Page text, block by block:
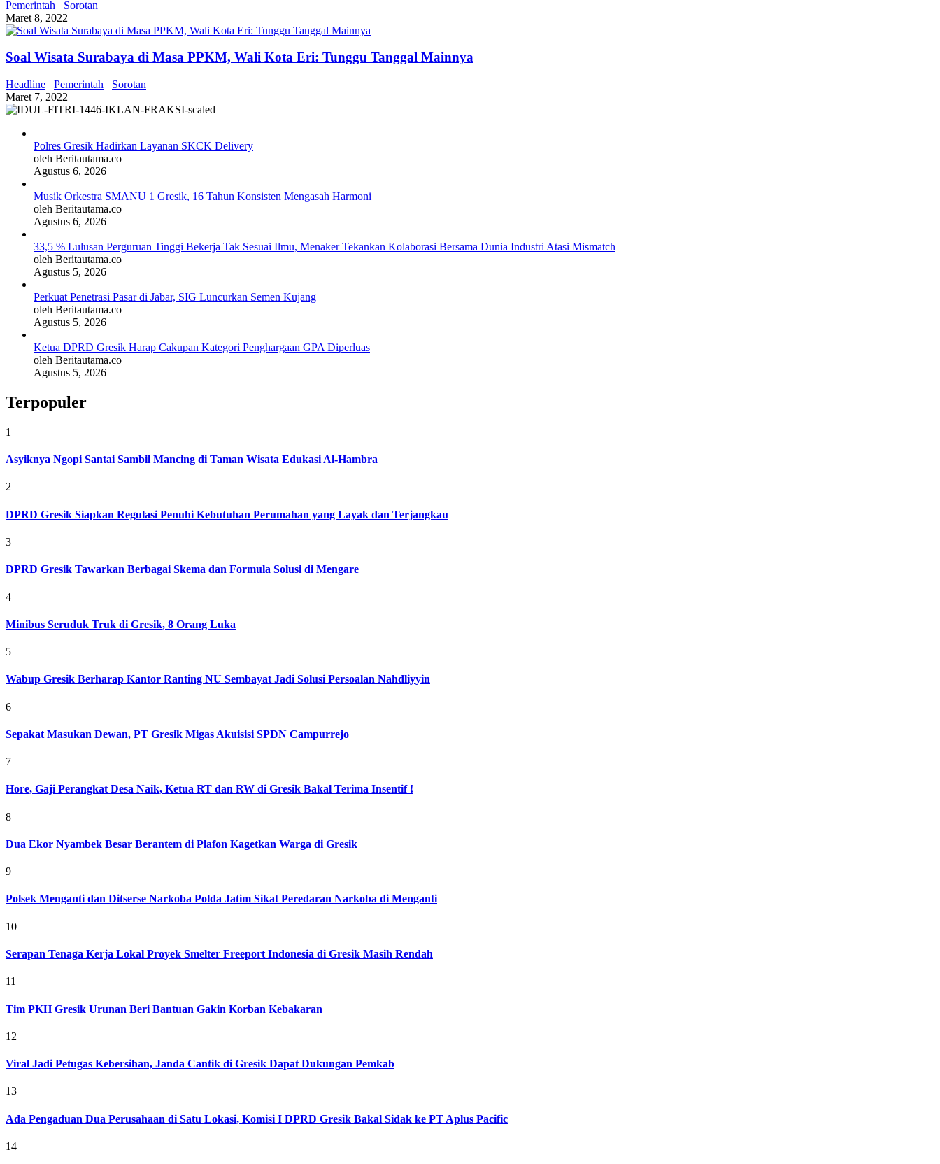
Pemerintah
Sorotan
Maret 8, 2022
Soal Wisata Surabaya di Masa PPKM, Wali Kota Eri: Tunggu Tanggal Mainnya
Headline Pemerintah
Sorotan
Maret 7, 2022
Polres Gresik Hadirkan Layanan SKCK Delivery
oleh Beritautama.co
Agustus 6, 2026
Musik Orkestra SMANU 1 Gresik, 16 Tahun Konsisten Mengasah Harmoni
oleh Beritautama.co
Agustus 6, 2026
33,5 % Lulusan Perguruan Tinggi Bekerja Tak Sesuai Ilmu, Menaker Tekankan Kolaborasi Bersama Dunia Industri Atasi Mismatch
oleh Beritautama.co
Agustus 5, 2026
Perkuat Penetrasi Pasar di Jabar, SIG Luncurkan Semen Kujang
oleh Beritautama.co
Agustus 5, 2026
Ketua DPRD Gresik Harap Cakupan Kategori Penghargaan GPA Diperluas
oleh Beritautama.co
Agustus 5, 2026
Terpopuler
1
Asyiknya Ngopi Santai Sambil Mancing di Taman Wisata Edukasi Al-Hambra
2
DPRD Gresik Siapkan Regulasi Penuhi Kebutuhan Perumahan yang Layak dan Terjangkau
3
DPRD Gresik Tawarkan Berbagai Skema dan Formula Solusi di Mengare
4
Minibus Seruduk Truk di Gresik, 8 Orang Luka
5
Wabup Gresik Berharap Kantor Ranting NU Sembayat Jadi Solusi Persoalan Nahdliyyin
6
Sepakat Masukan Dewan, PT Gresik Migas Akuisisi SPDN Campurrejo
7
Hore, Gaji Perangkat Desa Naik, Ketua RT dan RW di Gresik Bakal Terima Insentif !
8
Dua Ekor Nyambek Besar Berantem di Plafon Kagetkan Warga di Gresik
9
Polsek Menganti dan Ditserse Narkoba Polda Jatim Sikat Peredaran Narkoba di Menganti
10
Serapan Tenaga Kerja Lokal Proyek Smelter Freeport Indonesia di Gresik Masih Rendah
11
Tim PKH Gresik Urunan Beri Bantuan Gakin Korban Kebakaran
12
Viral Jadi Petugas Kebersihan, Janda Cantik di Gresik Dapat Dukungan Pemkab
13
Ada Pengaduan Dua Perusahaan di Satu Lokasi, Komisi I DPRD Gresik Bakal Sidak ke PT Aplus Pacific
14